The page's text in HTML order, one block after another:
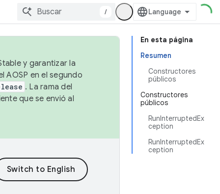
/
En esta página
Resumen
Constructores
públicos
Constructores
públicos
RunInterruptedEx
ception
RunInterruptedEx
ception
y garantizar la
AOSP en el segundo
. La rama del
que se envió al